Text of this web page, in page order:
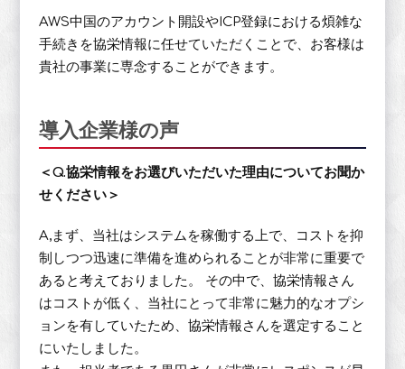
AWS中国のアカウント開設やICP登録における煩雑な
手続きを協栄情報に任せていただくことで、お客様は
貴社の事業に専念することができます。
導入企業様の声
＜Q.協栄情報をお選びいただいた理由についてお聞か
せください＞
A,まず、当社はシステムを稼働する上で、コストを抑
制しつつ迅速に準備を進められることが非常に重要で
あると考えておりました。 その中で、協栄情報さん
はコストが低く、当社にとって非常に魅力的なオプシ
ョンを有していたため、協栄情報さんを選定すること
にいたしました。